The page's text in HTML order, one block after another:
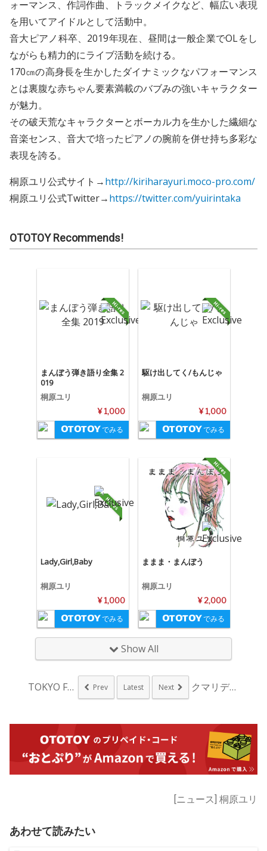
ォーマンス、作詞作曲、トラックメイクなど、幅広い表現
を用いてアイドルとして活動中。
音大ピアノ科卒、2019年現在、昼間は一般企業でOLをし
ながらも精力的にライブ活動を続ける。
170㎝の高身長を生かしたダイナミックなパフォーマンス
とは裏腹な赤ちゃん要素満載のバブみの強いキャラクター
が魅力。
その破天荒なキャラクターとボーカル力を生かした繊細な
音楽センス、音大で培ったピアノの腕前を併せ持ち多彩な
表現を誇る。
桐原ユリ公式サイト→http://kiriharayuri.moco-pro.com/
桐原ユリ公式Twitter→https://twitter.com/yuirintaka
OTOTOY Recommends!
まんぼう弾き語り全集 2
019
桐原ユリ
¥ 1,000
でみる
駆け出してく/もんじゃ
桐原ユリ
¥ 1,000
でみる
Lady,Girl,Baby
桐原ユリ
¥ 1,000
でみる
ままま・まんぼう
桐原ユリ
¥ 2,000
でみる
Show All
TOKYO FM主催... Prev Latest Next クマリデパートxアプ...
[ニュース] 桐原ユリ
あわせて読みたい